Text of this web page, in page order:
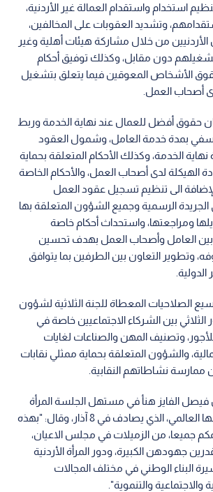
استخدام واستقدام العمالة غير الأردنية،
وتشديد العقوبات على المخالفين،
من خلال مشاركة هيئات أهلية وغير
دون مقابل، وكذلك توفيق أحكام
الأشخاص المعوقين فيما يتعلق بتشغيل
أصحاب العمل.
حقوق أفضل للعمال عند نهاية الخدمة وربط
بمدة خدمة العامل، وشمول العقود
الخدمة، وكذلك الأحكام المتعلقة بحماية
الهيكلة لدى أصحاب العمل، والأحكام الخاصة
الى تنظيم تسجيل عقود العمل
الرسمية وجميع الشؤون المتعلقة بها
ومراجعتها، واستحداث أحكام خاصة
بين العامل وأصحاب العمل بهدف تحسين
وتطوير التعاون بين الطرفين بما يتوافق
الصلاحيات المعطاة للجنة الثلاثية لشؤون
الثلاثي بين الشركاء الاجتماعيين خاصة في
وتصنيف المهن والصناعات لغايات
والشؤون المتعلقة بحماية ممثلي نقابات
ممارسة نشاطاتهم النقابية.
الفايز هنأ في مستهل الجلسة المرأة
الأردنية بمناسبة يومها العالمي، الذي يصادف في 8 آذار، وقال: "بهذه
جميعا، من الزميلات في مجلس الاعيان،
جهودهن الكبيرة، ودور المرأة الأردنية
البناء الوطني في مختلف المجالات
والتنموية".